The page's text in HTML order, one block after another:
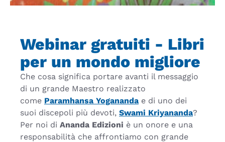
Webinar gratuiti - Libri
per un mondo migliore
Che cosa significa portare avanti il messaggio
di un grande Maestro realizzato
come Paramhansa Yogananda e di uno dei
suoi discepoli più devoti, Swami Kriyananda?
Per noi di Ananda Edizioni è un onore e una
responsabilità che affrontiamo con grande